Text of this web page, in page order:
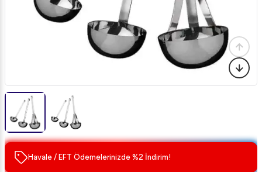
Havale / EFT Ödemelerinizde %2 İndirim!